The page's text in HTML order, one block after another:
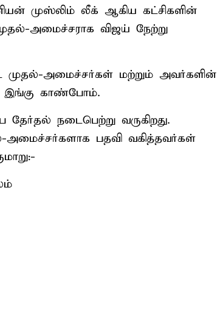
முஸ்லிம் லீக் ஆகிய கட்சிகளின்
அமைச்சராக விஜய் நேற்று
அமைச்சர்கள் மற்றும் அவர்களின்
இங்கு காண்போம்.
நடைபெற்று வருகிறது.
அமைச்சர்களாக பதவி வகித்தவர்கள்